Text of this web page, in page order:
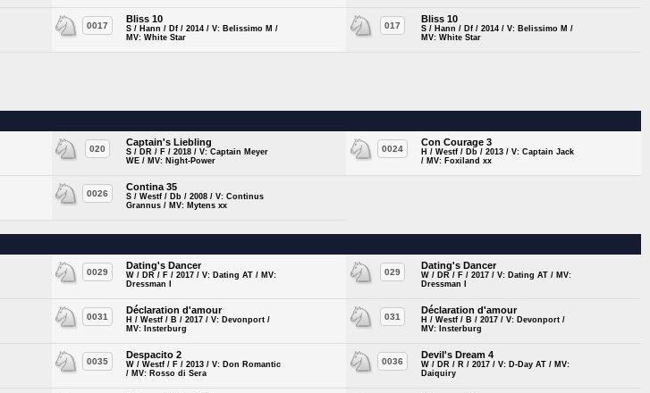
0017
Bliss 10
S / Hann / Df / 2014 / V: Belissimo M /
MV: White Star
017
Bliss 10
S / Hann / Df / 2014 / V: Belissimo M /
MV: White Star
020
Captain's Liebling
S / DR / F / 2018 / V: Captain Meyer
WE / MV: Night-Power
0024
Con Courage 3
H / Westf / Db / 2013 / V: Captain Jack
/ MV: Foxiland xx
0026
Contina 35
S / Westf / Db / 2008 / V: Continus
Grannus / MV: Mytens xx
0029
Dating's Dancer
W / DR / F / 2017 / V: Dating AT / MV:
Dressman I
029
Dating's Dancer
W / DR / F / 2017 / V: Dating AT / MV:
Dressman I
0031
Déclaration d'amour
H / Westf / B / 2017 / V: Devonport /
MV: Insterburg
031
Déclaration d'amour
H / Westf / B / 2017 / V: Devonport /
MV: Insterburg
0035
Despacito 2
W / Westf / F / 2013 / V: Don Romantic
/ MV: Rosso di Sera
0036
Devil's Dream 4
W / DR / R / 2017 / V: D-Day AT / MV:
Daiquiry